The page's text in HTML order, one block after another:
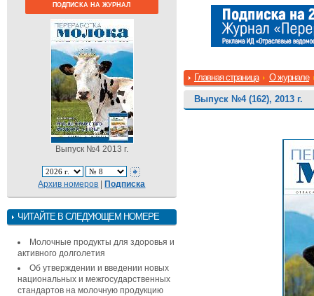
ПОДПИСКА НА ЖУРНАЛ
Выпуск №4 2013 г.
Архив номеров |Подписка
ЧИТАЙТЕ В СЛЕДУЮЩЕМ НОМЕРЕ
Молочные продукты для здоровья и
активного долголетия
Об утверждении и введении новых
национальных и межгосударственных
стандартов на молочную продукцию
Главная страница О журнале
Выпуск №4 (162), 2013 г.